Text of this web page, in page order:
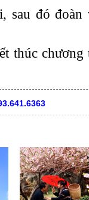
sau đó
thúc